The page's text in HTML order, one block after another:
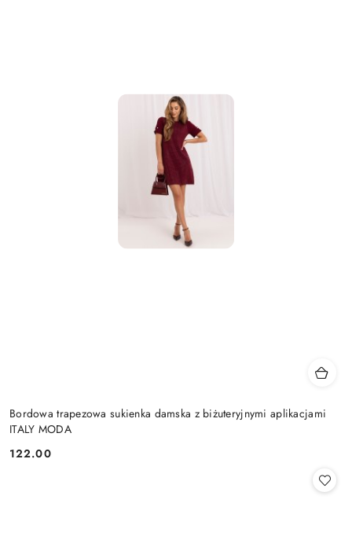
Bordowa trapezowa sukienka damska z biżuteryjnymi aplikacjami
ITALY MODA
Cena:
122.00